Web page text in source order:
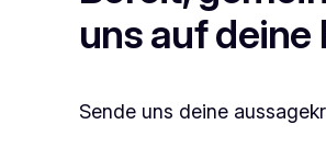
uns auf deine
Sende uns deine